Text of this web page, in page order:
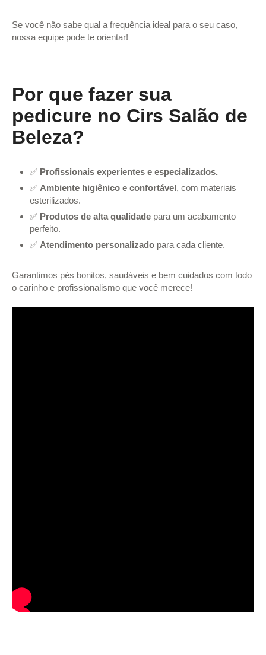
Se você não sabe qual a frequência ideal para o seu caso,
nossa equipe pode te orientar!
Por que fazer sua
pedicure no Cirs Salão de
Beleza?
✅ Profissionais experientes e especializados.
✅ Ambiente higiênico e confortável, com materiais
esterilizados.
✅ Produtos de alta qualidade para um acabamento
perfeito.
✅ Atendimento personalizado para cada cliente.
Garantimos pés bonitos, saudáveis e bem cuidados com todo
o carinho e profissionalismo que você merece!